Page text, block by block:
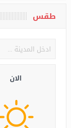
طقس
الان